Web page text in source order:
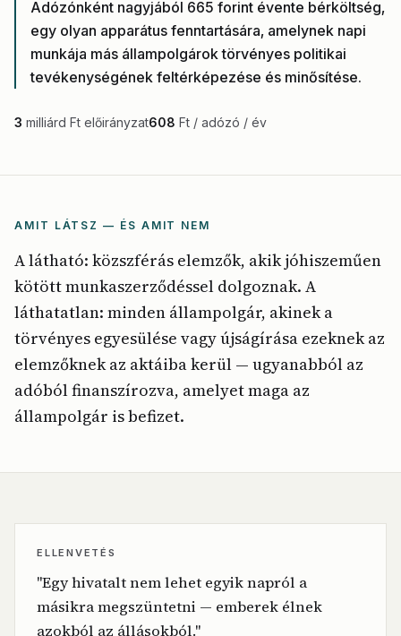
Adózónként nagyjából 665 forint évente bérköltség,
egy olyan apparátus fenntartására, amelynek napi
munkája más állampolgárok törvényes politikai
tevékenységének feltérképezése és minősítése.
3 milliárd Ft előirányzat608 Ft / adózó / év
AMIT LÁTSZ — ÉS AMIT NEM
A látható: közszférás elemzők, akik jóhiszeműen
kötött munkaszerződéssel dolgoznak. A
láthatatlan: minden állampolgár, akinek a
törvényes egyesülése vagy újságírása ezeknek az
elemzőknek az aktáiba kerül — ugyanabból az
adóból finanszírozva, amelyet maga az
állampolgár is befizet.
ELLENVETÉS
"Egy hivatalt nem lehet egyik napról a
másikra megszüntetni — emberek élnek
azokból az állásokból."